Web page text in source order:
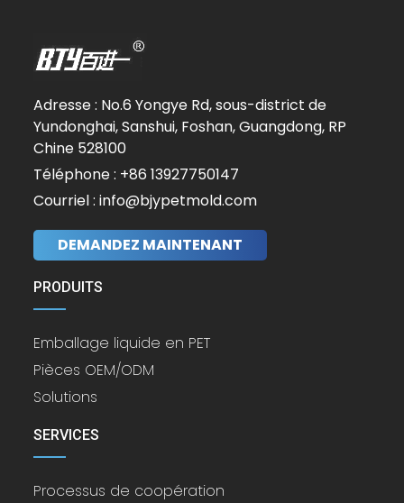
Adresse : No.6 Yongye Rd, sous-district de
Yundonghai, Sanshui, Foshan, Guangdong, RP
Chine 528100
Téléphone : +86 13927750147
Courriel : info@bjypetmold.com
DEMANDEZ MAINTENANT
PRODUITS
Emballage liquide en PET
Pièces OEM/ODM
Solutions
SERVICES
Processus de coopération